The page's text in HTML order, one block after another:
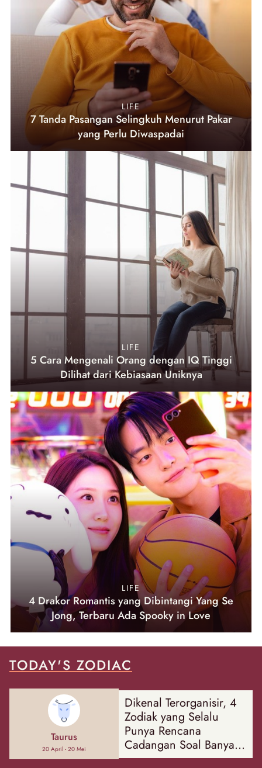
LIFE
7 Tanda Pasangan Selingkuh Menurut Pakar
yang Perlu Diwaspadai
LIFE
5 Cara Mengenali Orang dengan IQ Tinggi
Dilihat dari Kebiasaan Uniknya
LIFE
4 Drakor Romantis yang Dibintangi Yang Se
Jong, Terbaru Ada Spooky in Love
TODAY'S ZODIAC
Taurus
20 April - 20 Mei
Dikenal Terorganisir, 4
Zodiak yang Selalu
Punya Rencana
Cadangan Soal Banyak
Hal